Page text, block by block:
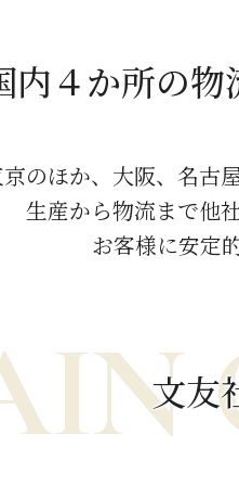
内４か所の物
のほか、大阪、名古屋
生産から物流まで他
お客様に安定
文友